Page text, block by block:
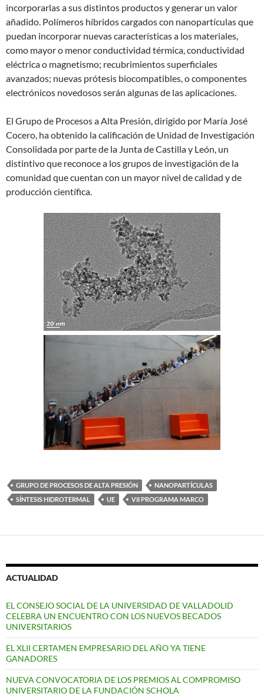
incorporarlas a sus distintos productos y generar un valor
añadido. Polímeros híbridos cargados con nanopartículas que
puedan incorporar nuevas características a los materiales,
como mayor o menor conductividad térmica, conductividad
eléctrica o magnetismo; recubrimientos superficiales
avanzados; nuevas prótesis biocompatibles, o componentes
electrónicos novedosos serán algunas de las aplicaciones.
El Grupo de Procesos a Alta Presión, dirigido por María José
Cocero, ha obtenido la calificación de Unidad de Investigación
Consolidada por parte de la Junta de Castilla y León, un
distintivo que reconoce a los grupos de investigación de la
comunidad que cuentan con un mayor nivel de calidad y de
producción científica.
GRUPO DE PROCESOS DE ALTA PRESIÓN
NANOPARTÍCULAS
SÍNTESIS HIDROTERMAL
UE VII PROGRAMA MARCO
ACTUALIDAD
EL CONSEJO SOCIAL DE LA UNIVERSIDAD DE VALLADOLID
CELEBRA UN ENCUENTRO CON LOS NUEVOS BECADOS
UNIVERSITARIOS
EL XLII CERTAMEN EMPRESARIO DEL AÑO YA TIENE
GANADORES
NUEVA CONVOCATORIA DE LOS PREMIOS AL COMPROMISO
UNIVERSITARIO DE LA FUNDACIÓN SCHOLA